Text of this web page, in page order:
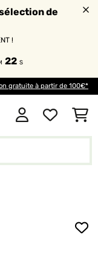
de
!
21 S
gratuite à partir de 100€*